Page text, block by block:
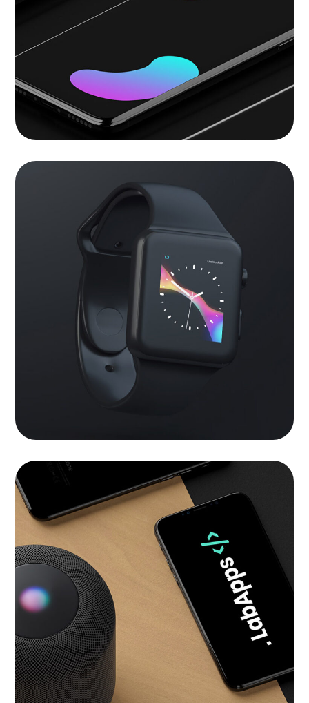
LANDINGS
Watch apps
APPS LANDINGS
101 ideas for phone
LANDINGS SOFTWARE